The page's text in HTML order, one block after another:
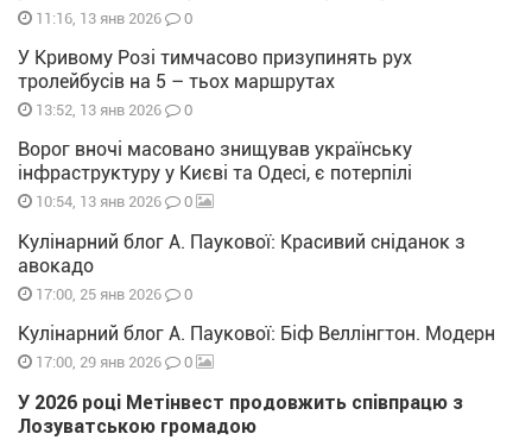
11:16, 13 янв 2026 0
У Кривому Розі тимчасово призупинять рух
тролейбусів на 5 – тьох маршрутах
13:52, 13 янв 2026 0
Ворог вночі масовано знищував українську
інфраструктуру у Києві та Одесі, є потерпілі
10:54, 13 янв 2026 0
Кулінарний блог А. Паукової: Красивий сніданок з
авокадо
17:00, 25 янв 2026 0
Кулінарний блог А. Паукової: Біф Веллінгтон. Модерн
17:00, 29 янв 2026 0
У 2026 році Метінвест продовжить співпрацю з
Лозуватською громадою